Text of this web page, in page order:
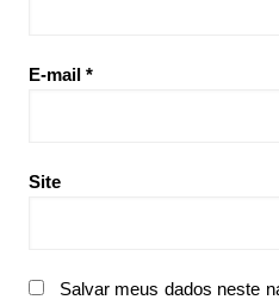
E-mail *
Site
Salvar meus dados neste